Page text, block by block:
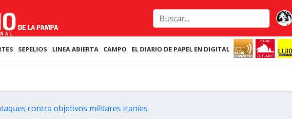
SEPELIOS LINEA ABIERTA CAMPO EL DIARIO DE PAPEL EN DIGITAL
contra objetivos militares iraníes